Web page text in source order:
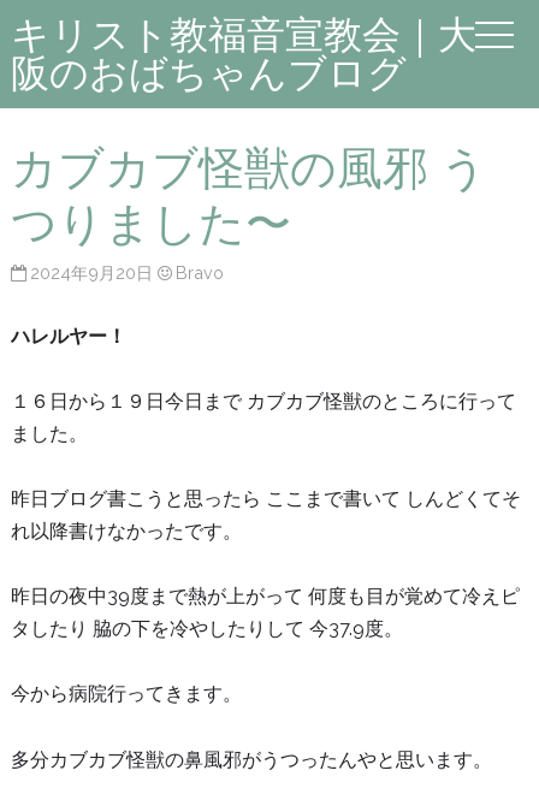
キリスト教福音宣教会｜大
阪のおばちゃんブログ
カブカブ怪獣の風邪 う
つりました〜
2024年9月20日 Bravo
ハレルヤー！
１６日から１９日今日まで カブカブ怪獣のところに行って
ました。
昨日ブログ書こうと思ったら ここまで書いて しんどくてそ
れ以降書けなかったです。
昨日の夜中39度まで熱が上がって 何度も目が覚めて冷えピ
タしたり 脇の下を冷やしたりして 今37.9度。
今から病院行ってきます。
多分カブカブ怪獣の鼻風邪がうつったんやと思います。